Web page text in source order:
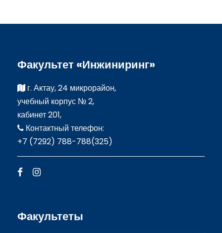
Факультет «Инжиниринг»
г. Актау, 24 микрорайон,
учебный корпус № 2,
кабинет 201,
Контактный телефон:
+7 (7292) 788-788(325)
Факультеты